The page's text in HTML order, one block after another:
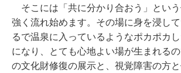
そこには「共に分かり合おう」とい
強く流れ始めます。その場に身を浸し
るで温泉に入っているようなポカポカ
になり、とても心地よい場が生まれる
の文化財修復の展示と、視覚障害の方